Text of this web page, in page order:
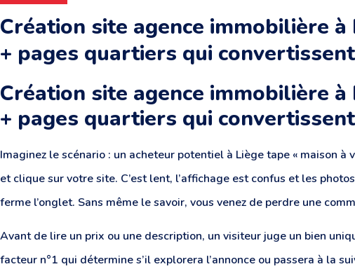
Création site agence immobilière à
+ pages quartiers qui convertissent
Création site agence immobilière à
+ pages quartiers qui convertissent
Imaginez le scénario : un acheteur potentiel à Liège tape « maison à
et clique sur votre site. C’est lent, l’affichage est confus et les
ferme l’onglet. Sans même le savoir, vous venez de perdre une
Avant de lire un prix ou une description, un visiteur juge un bien
facteur n°1 qui détermine s’il explorera l’annonce ou passera à la